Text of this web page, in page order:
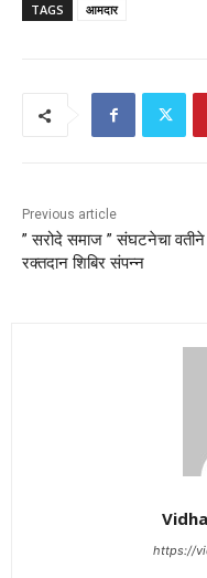
TAGS आमदार
Previous article
” सरोदे समाज ” संघटनेचा वतीने
रक्तदान शिबिर संपन्न
https://